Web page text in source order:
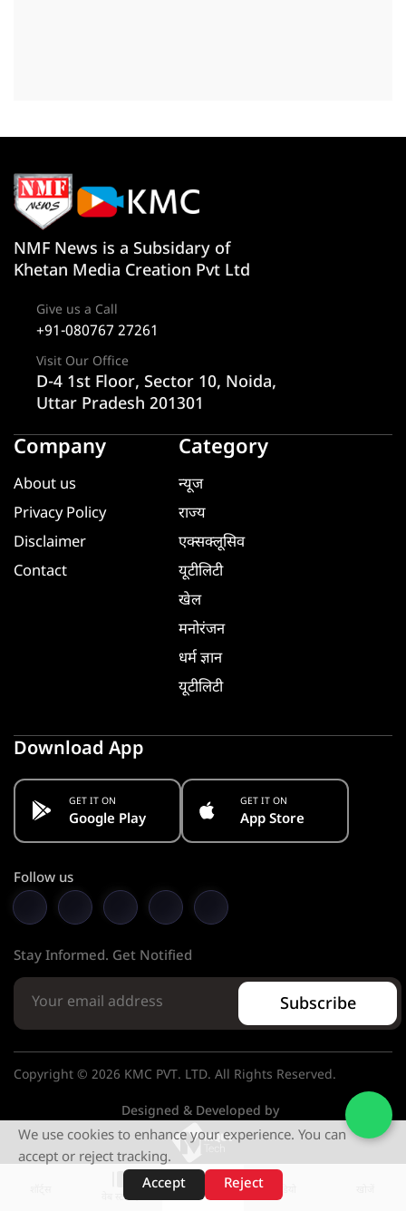
वेब स्टोरीज़
NMF News is a Subsidary of
Khetan Media Creation Pvt Ltd
Give us a Call
+91-080767 27261
Visit Our Office
D-4 1st Floor, Sector 10, Noida,
Uttar Pradesh 201301
Company
About us
Privacy Policy
Disclaimer
Contact
Category
न्यूज
राज्य
एक्सक्लूसिव
यूटीलिटी
खेल
मनोरंजन
धर्म ज्ञान
यूटीलिटी
Download App
GET IT ON
Google Play
GET IT ON
App Store
Follow us
Stay Informed. Get Notified
Subscribe
Copyright © 2026 KMC PVT. LTD. All Rights Reserved.
Designed & Developed by
We use cookies to enhance your experience. You can
accept or reject tracking.
Accept
Reject